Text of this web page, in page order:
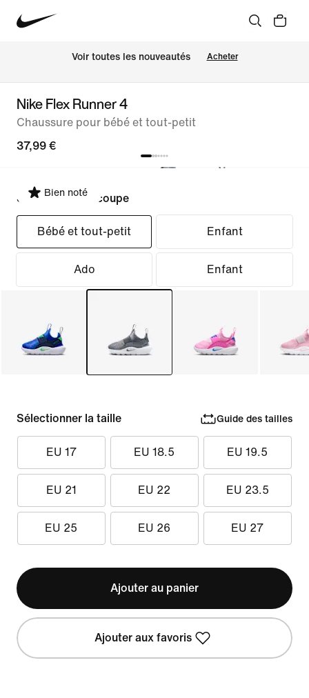
Voir toutes les nouveautés Acheter
Nike Flex Runner 4
Chaussure pour bébé et tout-petit
37,99 €
Bien noté
Sélectionner la coupe
Bébé et tout-petit Enfant
Ado Enfant
Sélectionner la taille Guide des tailles
EU 17 EU 18.5 EU 19.5
EU 21 EU 22 EU 23.5
EU 25 EU 26 EU 27
Ajouter au panier
Ajouter aux favoris